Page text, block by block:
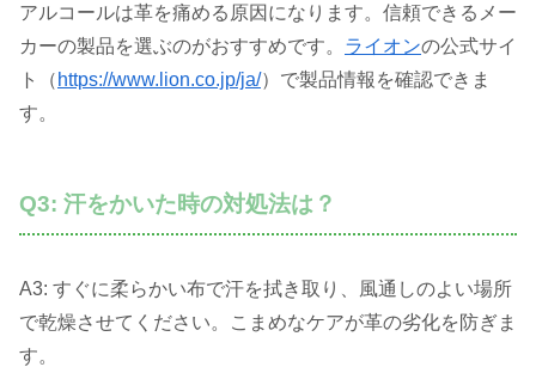
アルコールは革を痛める原因になります。信頼できるメー
カーの製品を選ぶのがおすすめです。 ライオンの公式サイ
ト（ https://www.lion.co.jp/ja/）で製品情報を確認できま
す。
Q3: 汗をかいた時の対処法は？
A3: すぐに柔らかい布で汗を拭き取り、風通しのよい場所
で乾燥させてください。こまめなケアが革の劣化を防ぎま
す。